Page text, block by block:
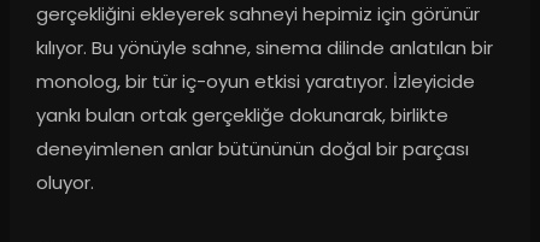
gerçekliğini ekleyerek sahneyi hepimiz için görünür
kılıyor. Bu yönüyle sahne, sinema dilinde anlatılan bir
monolog, bir tür iç-oyun etkisi yaratıyor. İzleyicide
yankı bulan ortak gerçekliğe dokunarak, birlikte
deneyimlenen anlar bütününün doğal bir parçası
oluyor.